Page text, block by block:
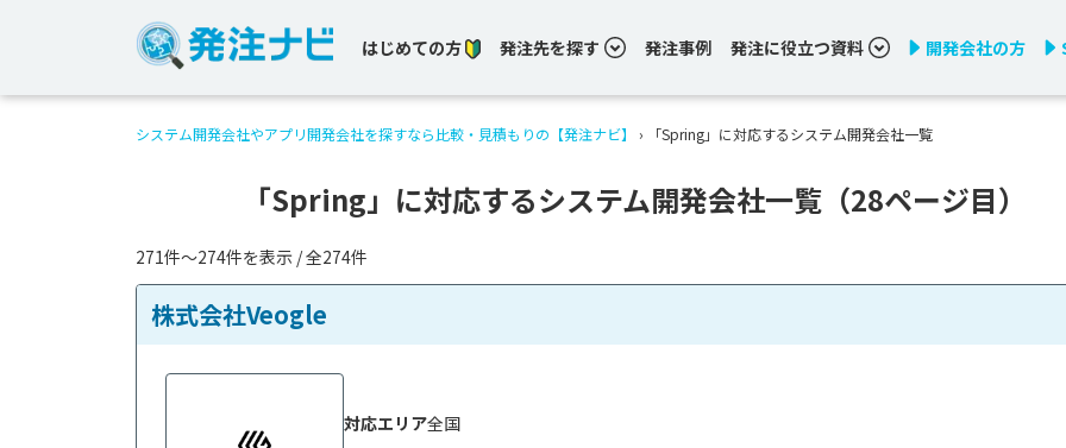
はじめての方 発注先を探す 発注事例 発注に役立つ資料 開発会社の方
システム開発会社やアプリ開発会社を探すなら比較・見積もりの【発注ナビ】 › 「Spring」に対応するシステム開発会社一覧
「Spring」に対応するシステム開発会社一覧（28ページ目）
271件〜274件を表示 / 全274件
株式会社Veogle
対応エリア全国